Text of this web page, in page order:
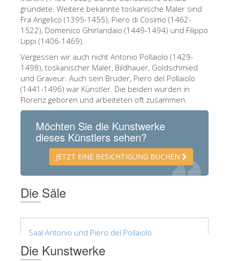
Archäologisches Museum
Opificio delle Pietre Dure
Museo Galileo
Boboli Gardens
The Arnolfo\'s tower
Vasari Corridor
Santa Maria Novella
Santa Croce
gründete. Weitere bekannte toskanische Maler sind
Fra Angelico (1395-1455), Piero di Cosimo (1462-
1522), Domenico Ghirlandaio (1449-1494) und Filippo
Lippi (1406-1469).
Vergessen wir auch nicht Antonio Pollaiolo (1429-
1498), toskanischer Maler, Bildhauer, Goldschmied
und Graveur. Auch sein Bruder, Piero del Pollaiolo
(1441-1496) war Künstler. Die beiden wurden in
Florenz geboren und arbeiteten oft zusammen.
Möchten Sie die Kunstwerke
dieses Künstlers sehen?
JETZT EINE BESICHTIGUNG BUCHEN
Die Säle
Saal Antonio und Piero del Pollaiolo
Die Kunstwerke